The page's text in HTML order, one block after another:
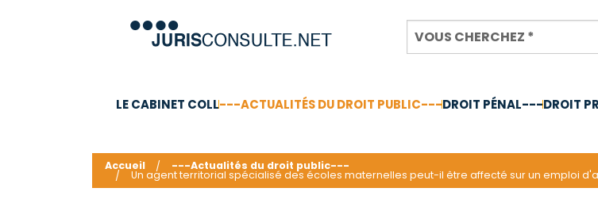
LE CABINET COLL---ACTUALITÉS DU DROIT PUBLIC---DROIT PÉNAL---DROIT
Accueil ---Actualités du droit public---
Un agent territorial spécialisé des écoles maternelles peut-il être affecté sur un emploi